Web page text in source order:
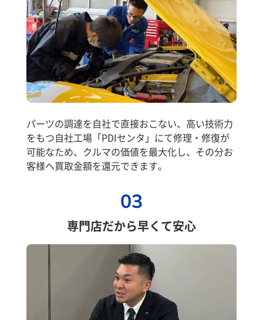
パーツの調達を自社で直接おこない、高い技術力
をもつ自社工場「PDIセンタ」にて修理・修復が
可能なため、クルマの価値を最大化し、その分お
客様へ買取金額を還元できます。
03
専門店だから早くて安心